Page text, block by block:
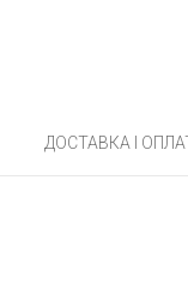
ДОСТАВКА І